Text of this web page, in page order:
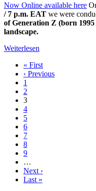
Now Online available here
/ 7 p.m. EAT we were
of Generation Z (born
landscape.
Weiterlesen
How
political
Seitennummerierung
« First
Seite
‹ Previous
1
2
3
4
5
6
7
8
9
…
Next ›
Last »